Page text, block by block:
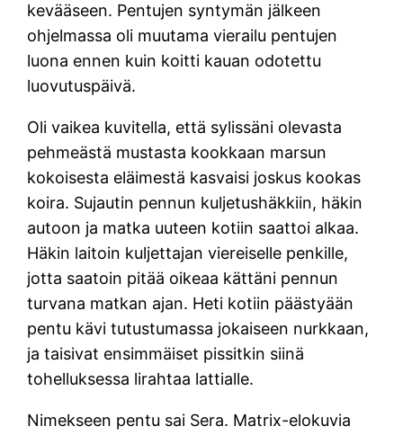
kevääseen. Pentujen syntymän jälkeen
ohjelmassa oli muutama vierailu pentujen
luona ennen kuin koitti kauan odotettu
luovutuspäivä.
Oli vaikea kuvitella, että sylissäni olevasta
pehmeästä mustasta kookkaan marsun
kokoisesta eläimestä kasvaisi joskus kookas
koira. Sujautin pennun kuljetushäkkiin, häkin
autoon ja matka uuteen kotiin saattoi alkaa.
Häkin laitoin kuljettajan viereiselle penkille,
jotta saatoin pitää oikeaa kättäni pennun
turvana matkan ajan. Heti kotiin päästyään
pentu kävi tutustumassa jokaiseen nurkkaan,
ja taisivat ensimmäiset pissitkin siinä
tohelluksessa lirahtaa lattialle.
Nimekseen pentu sai Sera. Matrix-elokuvia